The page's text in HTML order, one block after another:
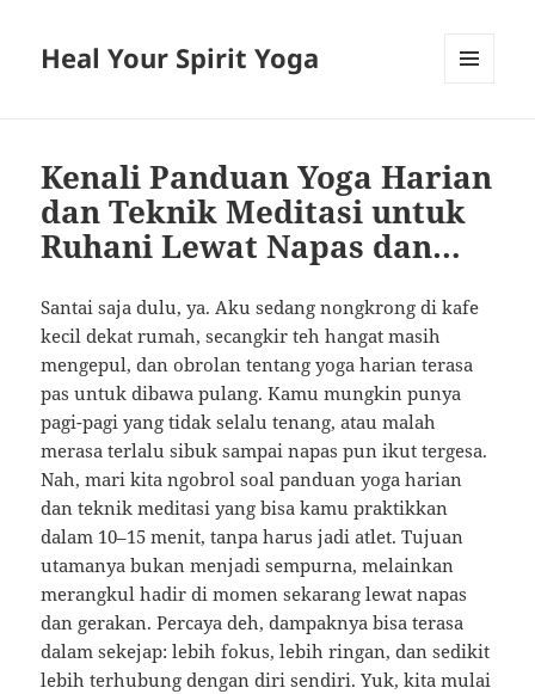
Heal Your Spirit Yoga
Kenali Panduan Yoga Harian
dan Teknik Meditasi untuk
Ruhani Lewat Napas dan…
Santai saja dulu, ya. Aku sedang nongkrong di kafe
kecil dekat rumah, secangkir teh hangat masih
mengepul, dan obrolan tentang yoga harian terasa
pas untuk dibawa pulang. Kamu mungkin punya
pagi-pagi yang tidak selalu tenang, atau malah
merasa terlalu sibuk sampai napas pun ikut tergesa.
Nah, mari kita ngobrol soal panduan yoga harian
dan teknik meditasi yang bisa kamu praktikkan
dalam 10–15 menit, tanpa harus jadi atlet. Tujuan
utamanya bukan menjadi sempurna, melainkan
merangkul hadir di momen sekarang lewat napas
dan gerakan. Percaya deh, dampaknya bisa terasa
dalam sekejap: lebih fokus, lebih ringan, dan sedikit
lebih terhubung dengan diri sendiri. Yuk, kita mulai